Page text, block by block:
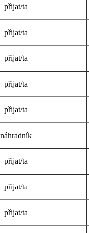
přijat/ta
přijat/ta
přijat/ta
přijat/ta
přijat/ta
náhradník
přijat/ta
přijat/ta
přijat/ta